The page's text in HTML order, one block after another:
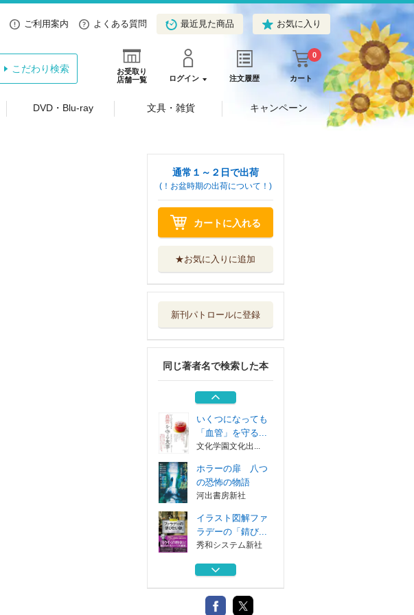
ご利用案内 よくある質問 最近見た商品 お気に入り
お受取り
店舗一覧
ログイン 注文履歴 カート
0
こだわり検索
DVD・Blu-ray 文具・雑貨 キャンペーン
通常１～２日で出荷
(！お盆時期の出荷について！)
カートに入れる
★お気に入りに追加
新刊パトロールに登録
同じ著者名で検索した本
イラスト図解ファ
ラデーの「錆び...
なぜＡｆＤは支持
同時代社
鉄鋼業界のしくみ
とビジネスがこ...
技術評論社
いくつになっても
「血管」を守る...
文化学園文化出...
ホラーの扉 八つ
の恐怖の物語
河出書房新社
イラスト図解ファ
ラデーの「錆び...
秀和システム新社
なぜＡｆＤは支持
同時代社